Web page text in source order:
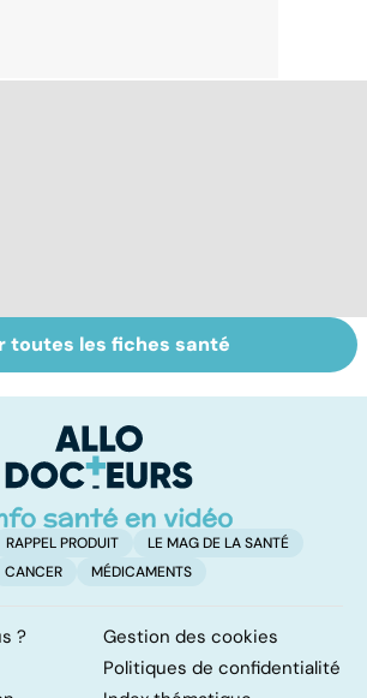
le
Mélanome : le
plus redouté des
peau
toutes les fiches santé
RAPPEL PRODUIT
LE MAG DE LA SANTÉ
CANCER
MÉDICAMENTS
?
Gestion des cookies
Politiques de confidentialité